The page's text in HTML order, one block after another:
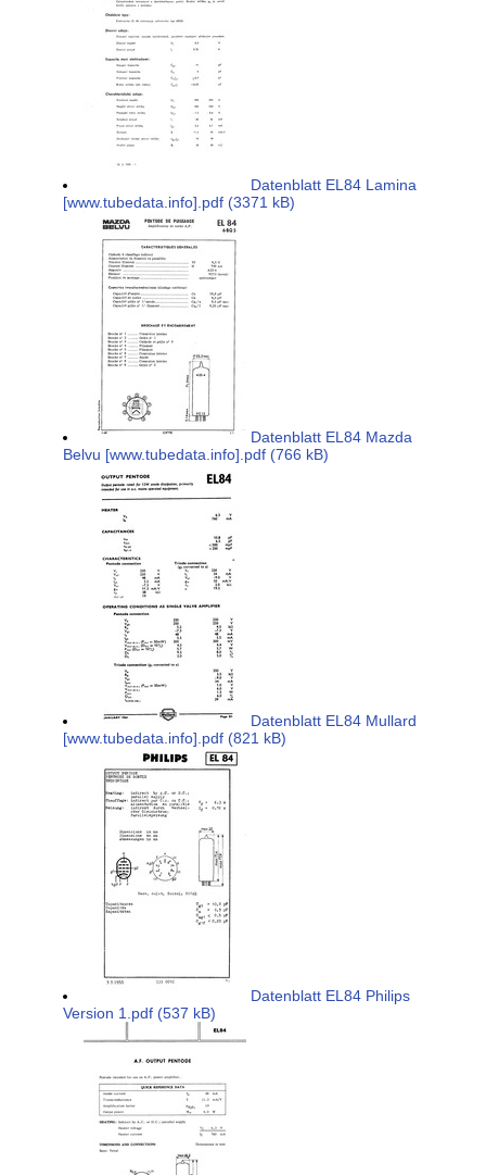
Datenblatt EL84 Lamina
[www.tubedata.info].pdf (3371 kB)
Datenblatt EL84 Mazda
Belvu [www.tubedata.info].pdf (766 kB)
Datenblatt EL84 Mullard
[www.tubedata.info].pdf (821 kB)
Datenblatt EL84 Philips
Version 1.pdf (537 kB)